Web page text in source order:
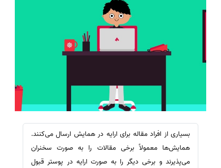
بسیاری از افراد مقاله‌ برای ارایه در همایش ارسال می‌کنند.
همایش‌ها معمولاً برخی مقالات را به صورت سخنران
می‌پذیرند و برخی دیگر را به صورت ارایه در پوستر قبول